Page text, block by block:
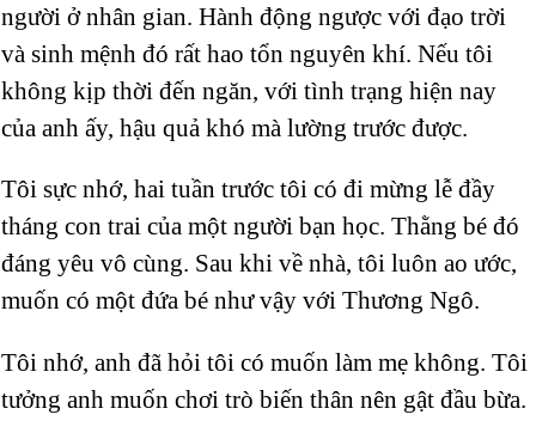
người ở nhân gian. Hành động ngược với đạo trời
và sinh mệnh đó rất hao tổn nguyên khí. Nếu tôi
không kịp thời đến ngăn, với tình trạng hiện nay
của anh ấy, hậu quả khó mà lường trước được.
Tôi sực nhớ, hai tuần trước tôi có đi mừng lễ đầy
tháng con trai của một người bạn học. Thằng bé đó
đáng yêu vô cùng. Sau khi về nhà, tôi luôn ao ước,
muốn có một đứa bé như vậy với Thương Ngô.
Tôi nhớ, anh đã hỏi tôi có muốn làm mẹ không. Tôi
tưởng anh muốn chơi trò biến thân nên gật đầu bừa.